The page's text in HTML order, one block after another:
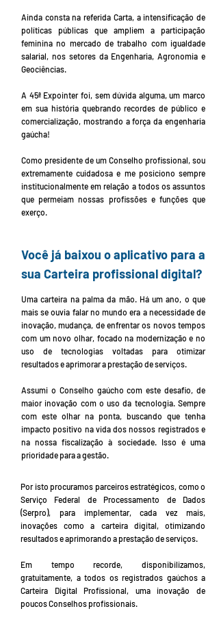
Ainda consta na referida Carta, a intensificação de
políticas públicas que ampliem a participação
feminina no mercado de trabalho com igualdade
salarial, nos setores da Engenharia, Agronomia e
Geociências.
A 45ª Expointer foi, sem dúvida alguma, um marco
em sua história quebrando recordes de público e
comercialização, mostrando a força da engenharia
gaúcha!
Como presidente de um Conselho profissional, sou
extremamente cuidadosa e me posiciono sempre
institucionalmente em relação a todos os assuntos
que permeiam nossas profissões e funções que
exerço.
Você já baixou o aplicativo para a
sua Carteira profissional digital?
Uma carteira na palma da mão. Há um ano, o que
mais se ouvia falar no mundo era a necessidade de
inovação, mudança, de enfrentar os novos tempos
com um novo olhar, focado na modernização e no
uso de tecnologias voltadas para otimizar
resultados e aprimorar a prestação de serviços.
Assumi o Conselho gaúcho com este desafio, de
maior inovação com o uso da tecnologia. Sempre
com este olhar na ponta, buscando que tenha
impacto positivo na vida dos nossos registrados e
na nossa fiscalização à sociedade. Isso é uma
prioridade para a gestão.
Por isto procuramos parceiros estratégicos, como o
Serviço Federal de Processamento de Dados
(Serpro), para implementar, cada vez mais,
inovações como a carteira digital, otimizando
resultados e aprimorando a prestação de serviços.
Em tempo recorde, disponibilizamos,
gratuitamente, a todos os registrados gaúchos a
Carteira Digital Profissional, uma inovação de
poucos Conselhos profissionais.